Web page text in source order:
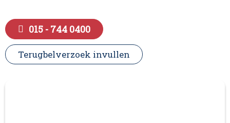
015 - 744 0400
Terugbelverzoek invullen